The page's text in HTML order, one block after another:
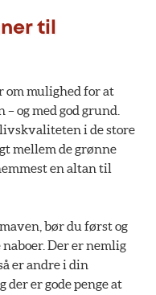
til
om mulighed for at
og med god grund.
i de store
mellem de grønne
en altan til
bør du først og
Der er nemlig
er andre i din
der er gode penge at